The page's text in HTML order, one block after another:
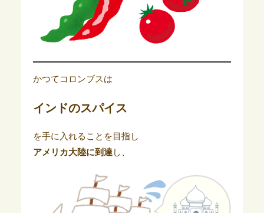
かつてコロンブスは
インドのスパイス
を手に入れることを目指し
アメリカ大陸に到達し、